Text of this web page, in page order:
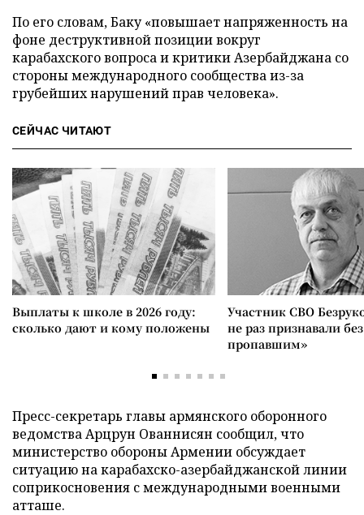
По его словам, Баку «повышает напряженность на
фоне деструктивной позиции вокруг
карабахского вопроса и критики Азербайджана со
стороны международного сообщества из-за
грубейших нарушений прав человека».
СЕЙЧАС ЧИТАЮТ
Выплаты к школе в 2026 году:
сколько дают и кому положены
Участник СВО
не раз признавали
пропавшим»
Пресс-секретарь главы армянского оборонного
ведомства Арцрун Ованнисян сообщил, что
министерство обороны Армении обсуждает
ситуацию на карабахско-азербайджанской линии
соприкосновения с международными военными
атташе.